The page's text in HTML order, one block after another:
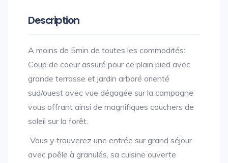
Description
A moins de 5min de toutes les commodités:
Coup de coeur assuré pour ce plain pied avec
grande terrasse et jardin arboré orienté
sud/ouest avec vue dégagée sur la campagne
vous offrant ainsi de magnifiques couchers de
soleil sur la forêt.
Vous y trouverez une entrée sur grand séjour
avec poêle à granulés, sa cuisine ouverte